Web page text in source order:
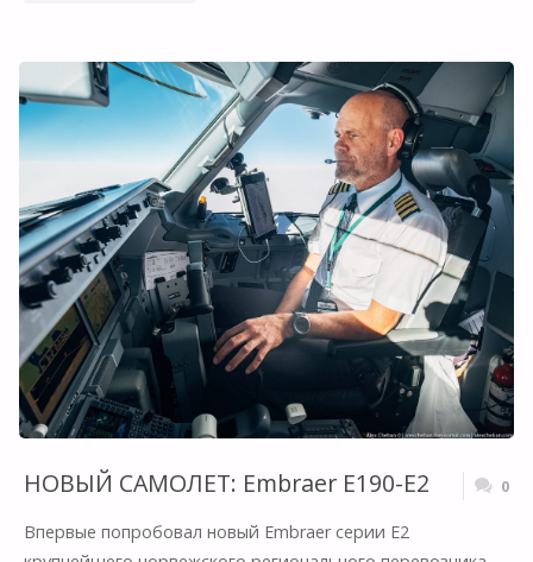
737
MAX
S7
AIRLINES:
ВСЕ
ПОДРОБНОСТИ
И
ПЕРВЫЙ
РЕЙС"
НОВЫЙ САМОЛЕТ: Embraer E190-E2 0
Впервые попробовал новый Embraer серии E2